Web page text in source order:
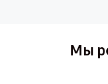
Мы